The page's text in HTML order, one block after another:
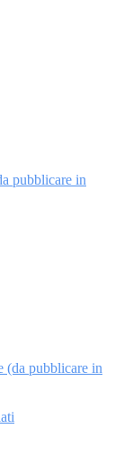
pubblicare in
(da pubblicare in